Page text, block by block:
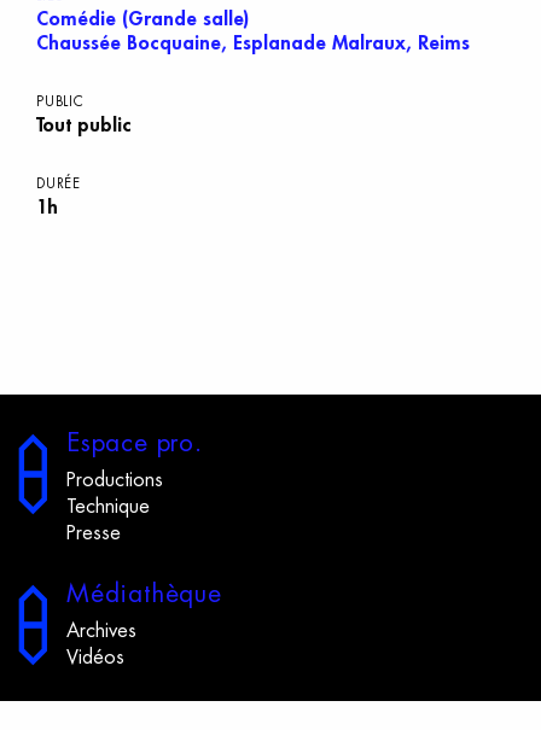
Comédie (Grande salle)
Chaussée Bocquaine, Esplanade Malraux, Reims
PUBLIC
Tout public
DURÉE
1h
Espace pro.
Productions
Technique
Presse
Médiathèque
Archives
Vidéos